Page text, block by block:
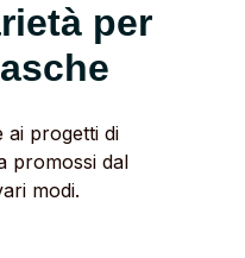
per
ai progetti di
promossi dal
modi.